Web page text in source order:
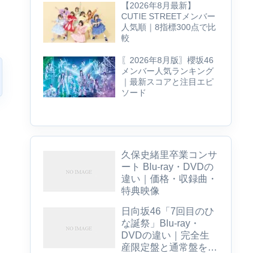
【2026年8月最新】
CUTIE STREETメンバー
人気順｜8指標300点で比
較
〖2026年8月版〗櫻坂46
メンバー人気ランキング
｜最新スコアと注目エピ
ソード
久保史緒里卒業コンサ
ート Blu-ray・DVDの
違い｜価格・収録曲・
特典映像
日向坂46「7回目のひ
な誕祭」Blu-ray・
DVDの違い｜完全生
産限定盤と通常盤を比